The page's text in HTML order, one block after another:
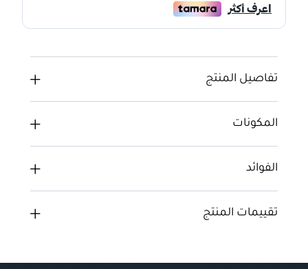
تفاصيل المنتج
المكونات
الفوائد
تقييمات المنتج